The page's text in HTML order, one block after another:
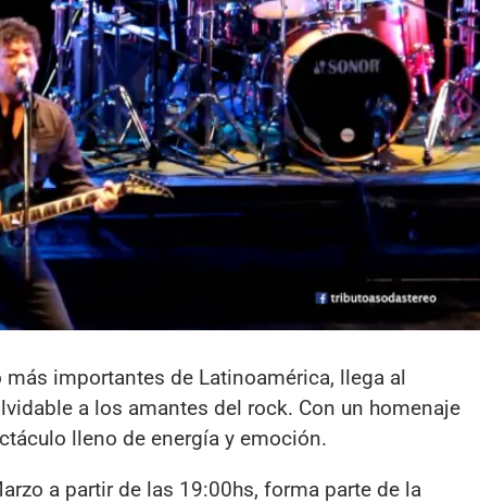
importantes de Latinoamérica, llega al
a los amantes del rock. Con un homenaje
lleno de energía y emoción.
a partir de las 19:00hs, forma parte de la